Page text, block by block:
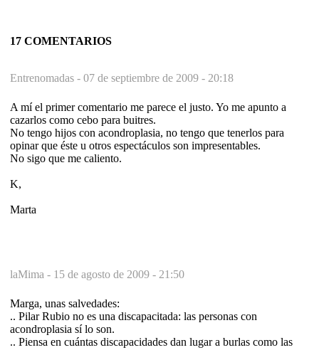
17 COMENTARIOS
Entrenomadas - 07 de septiembre de 2009 - 20:18
A mí el primer comentario me parece el justo. Yo me apunto a
cazarlos como cebo para buitres.
No tengo hijos con acondroplasia, no tengo que tenerlos para
opinar que éste u otros espectáculos son impresentables.
No sigo que me caliento.
K,
Marta
laMima - 15 de agosto de 2009 - 21:50
Marga, unas salvedades:
.. Pilar Rubio no es una discapacitada: las personas con
acondroplasia sí lo son.
.. Piensa en cuántas discapacidades dan lugar a burlas como las